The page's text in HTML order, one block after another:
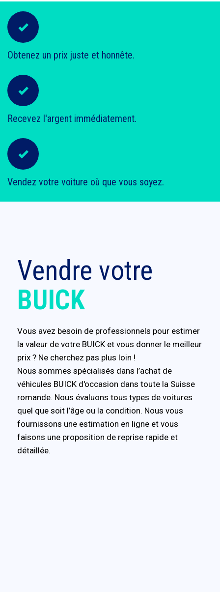
Obtenez un prix juste et honnête.
Recevez l'argent immédiatement.
Vendez votre voiture où que vous soyez.
Vendre votre
BUICK
Vous avez besoin de professionnels pour estimer
la valeur de votre BUICK et vous donner le meilleur
prix ? Ne cherchez pas plus loin !
Nous sommes spécialisés dans l’achat de
véhicules BUICK d'occasion dans toute la Suisse
romande. Nous évaluons tous types de voitures
quel que soit l’âge ou la condition. Nous vous
fournissons une estimation en ligne et vous
faisons une proposition de reprise rapide et
détaillée.